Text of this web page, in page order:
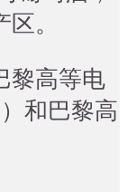
。
黎高等电
和巴黎高